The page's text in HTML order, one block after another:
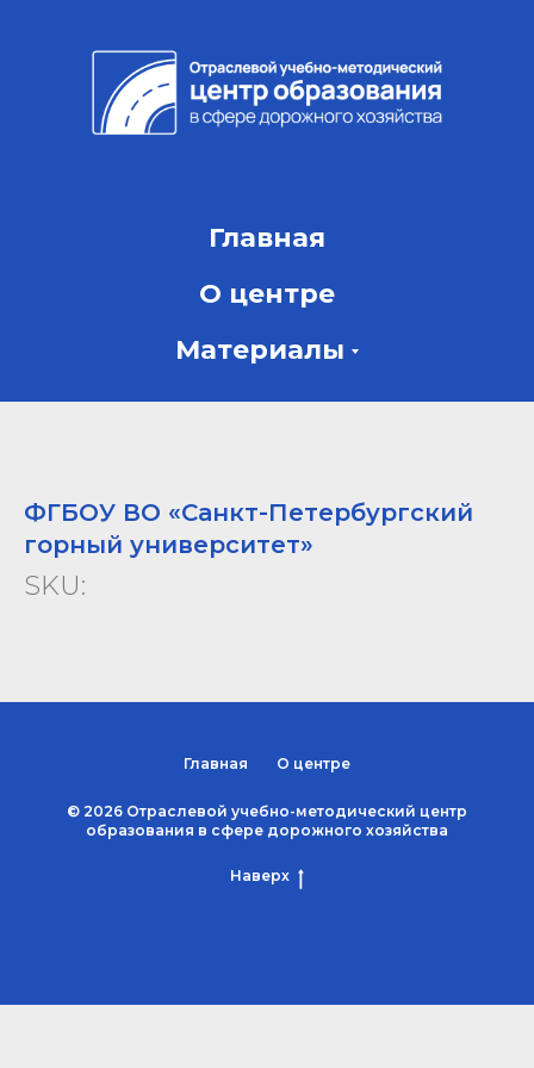
Главная
О центре
Материалы
ФГБОУ ВО «Санкт-Петербургский
горный университет»
SKU:
Главная О центре
© 2026 Отраслевой учебно-методический центр
образования в сфере дорожного хозяйства
Наверх